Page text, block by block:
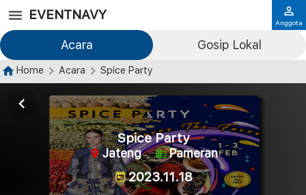
EVENTNAVY
Acara Gosip Lokal
Anggota
Home Acara Spice Party
Spice Party
Jateng Pameran
2023.11.18